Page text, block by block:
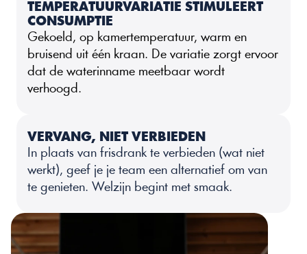
TEMPERATUURVARIATIE STIMULEERT
CONSUMPTIE
Gekoeld, op kamertemperatuur, warm en
bruisend uit één kraan. De variatie zorgt ervoor
dat de waterinname meetbaar wordt
verhoogd.
VERVANG, NIET VERBIEDEN
In plaats van frisdrank te verbieden (wat niet
werkt), geef je je team een alternatief om van
te genieten. Welzijn begint met smaak.